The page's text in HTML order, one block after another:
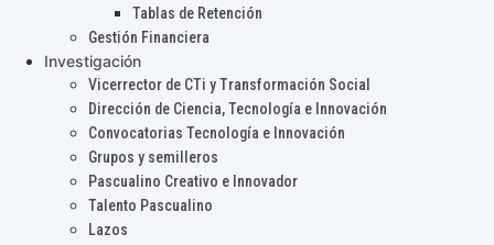
Tablas de Retención
Gestión Financiera
Investigación
Vicerrector de CTi y Transformación Social
Dirección de Ciencia, Tecnología e Innovación
Convocatorias Tecnología e Innovación
Grupos y semilleros
Pascualino Creativo e Innovador
Talento Pascualino
Lazos